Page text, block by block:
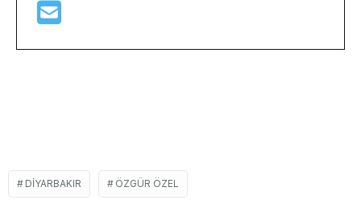
DIYARBAKIR ÖZGÜR ÖZEL